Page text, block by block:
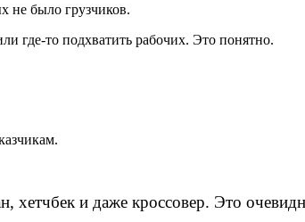
не было грузчиков.
где-то подхватить рабочих. Это понятно.
хетчбек и даже кроссовер. Это